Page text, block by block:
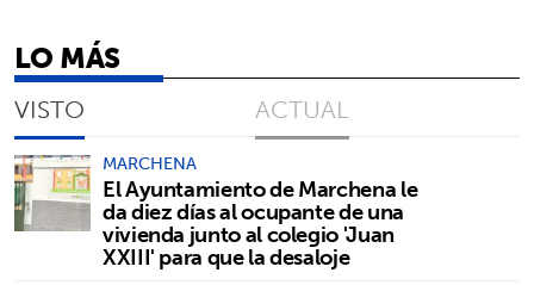
LO MÁS
VISTO ACTUAL
MARCHENA
El Ayuntamiento de Marchena le
da diez días al ocupante de una
vivienda junto al colegio 'Juan
XXIII' para que la desaloje